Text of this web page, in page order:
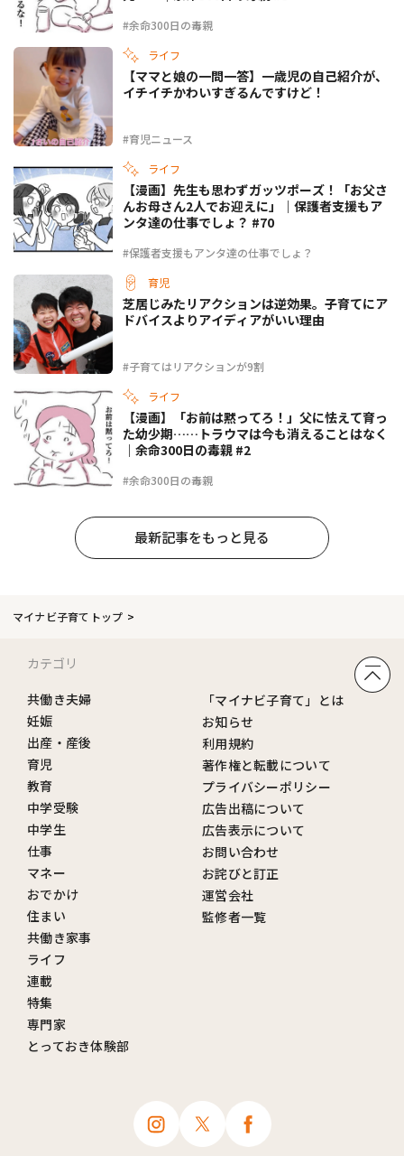
#余命300日の毒親
ライフ
#育児ニュース
【ママと娘の一問一答】一歳児の自己紹介が、
イチイチかわいすぎるんですけど！
ライフ
#保護者支援もアンタ達の仕事でしょ？
【漫画】先生も思わずガッツポーズ！「お父さ
んお母さん2人でお迎えに」｜保護者支援もア
ンタ達の仕事でしょ？ #70
育児
#子育てはリアクションが9割
芝居じみたリアクションは逆効果。子育てにア
ドバイスよりアイディアがいい理由
ライフ
#余命300日の毒親
【漫画】「お前は黙ってろ！」父に怯えて育っ
た幼少期……トラウマは今も消えることはなく
｜余命300日の毒親 #2
最新記事をもっと見る
マイナビ子育てトップ
カテゴリ
共働き夫婦
妊娠
出産・産後
育児
教育
中学受験
中学生
仕事
マネー
おでかけ
住まい
共働き家事
ライフ
連載
特集
専門家
とっておき体験部
「マイナビ子育て」とは
お知らせ
利用規約
著作権と転載について
プライバシーポリシー
広告出稿について
広告表示について
お問い合わせ
お詫びと訂正
運営会社
監修者一覧